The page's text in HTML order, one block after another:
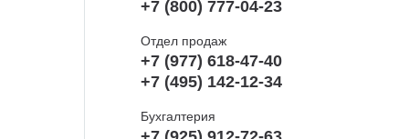
+7 (800) 777-04-23
Отдел продаж
+7 (977) 618-47-40
+7 (495) 142-12-34
Бухгалтерия